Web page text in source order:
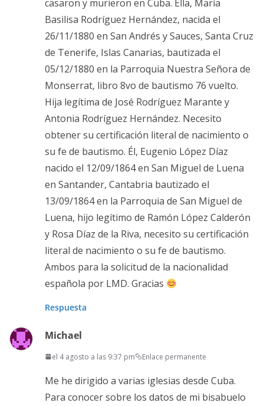
casaron y murieron en Cuba. Ella, María
Basilisa Rodríguez Hernández, nacida el
26/11/1880 en San Andrés y Sauces, Santa Cruz
de Tenerife, Islas Canarias, bautizada el
05/12/1880 en la Parroquia Nuestra Señora de
Monserrat, libro 8vo de bautismo 76 vuelto.
Hija legítima de José Rodríguez Marante y
Antonia Rodríguez Hernández. Necesito
obtener su certificación literal de nacimiento o
su fe de bautismo. Él, Eugenio López Díaz
nacido el 12/09/1864 en San Miguel de Luena
en Santander, Cantabria bautizado el
13/09/1864 en la Parroquia de San Miguel de
Luena, hijo legítimo de Ramón López Calderón
y Rosa Díaz de la Riva, necesito su certificación
literal de nacimiento o su fe de bautismo.
Ambos para la solicitud de la nacionalidad
española por LMD. Gracias
Respuesta
Michael
el 4 agosto a las 9:37 pm Enlace permanente
Me he dirigido a varias iglesias desde Cuba.
Para conocer sobre los datos de mi bisabuelo